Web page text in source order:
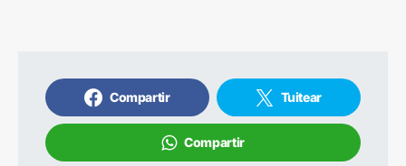
Compartir Tuitear
Compartir